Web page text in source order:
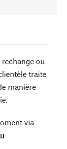
rechange ou
traite
manière
via